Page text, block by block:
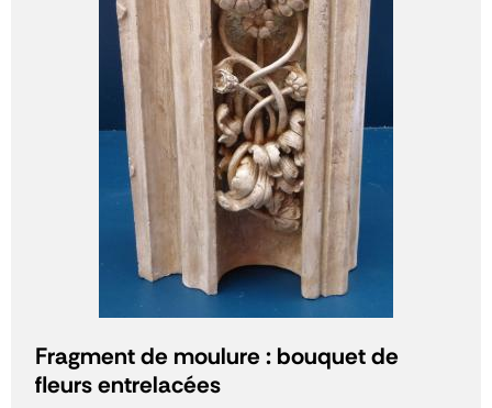
Fragment de moulure : bouquet de
fleurs entrelacées